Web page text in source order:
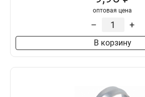
оптовая цена
– +
В корзину